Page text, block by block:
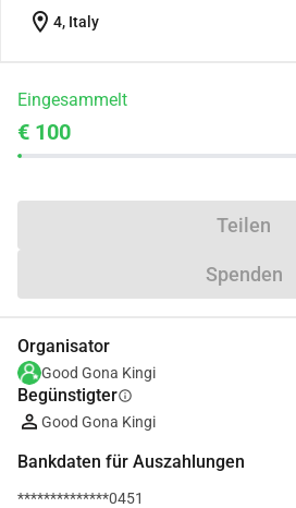
location_on 4, Italy
Eingesammelt
€ 100
Teilen
Spenden
Organisator
Good Gona Kingi
Begünstigterinfo
Good Gona Kingi
Bankdaten für Auszahlungen
**************0451